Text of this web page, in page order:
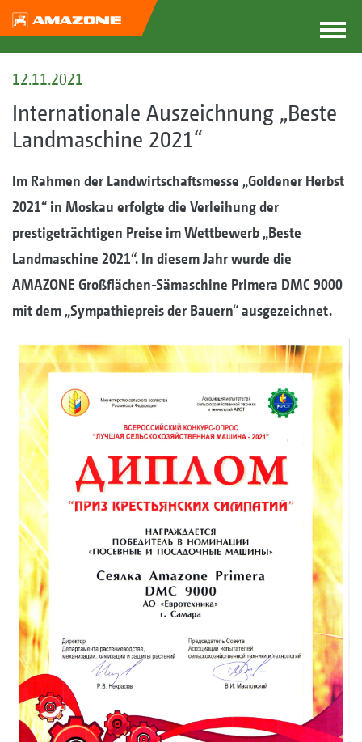
12.11.2021
Internationale Auszeichnung „Beste
Landmaschine 2021“
Im Rahmen der Landwirtschaftsmesse „Goldener Herbst
2021“ in Moskau erfolgte die Verleihung der
prestigeträchtigen Preise im Wettbewerb „Beste
Landmaschine 2021“. In diesem Jahr wurde die
AMAZONE Großflächen-Sämaschine Primera DMC 9000
mit dem „Sympathiepreis der Bauern“ ausgezeichnet.